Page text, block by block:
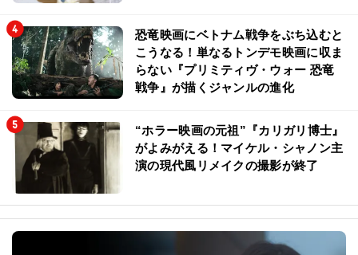
恐竜映画にベトナム戦争をぶち込むと
こうなる！単なるトンデモ映画に収ま
らない『プリミティヴ・ウォー 恐竜
戦争』が描くジャンルの進化
“ホラー映画の元祖”『カリガリ博士』
がよみがえる！マイケル・シャノン主
演の現代風リメイクの撮影が終了